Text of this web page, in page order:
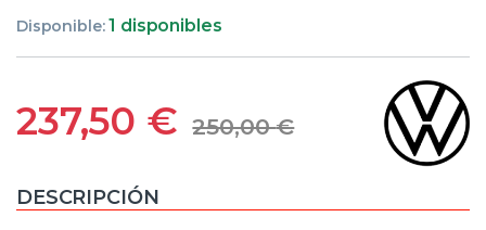
Disponible:1 disponibles
237,50 € 250,00€
DESCRIPCIÓN